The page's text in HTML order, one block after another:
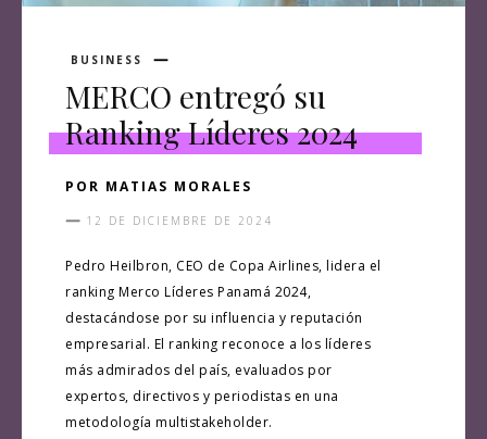
BUSINESS
MERCO entregó su
Ranking Líderes 2024
POR MATIAS MORALES
12 DE DICIEMBRE DE 2024
Pedro Heilbron, CEO de Copa Airlines, lidera el
ranking Merco Líderes Panamá 2024,
destacándose por su influencia y reputación
empresarial. El ranking reconoce a los líderes
más admirados del país, evaluados por
expertos, directivos y periodistas en una
metodología multistakeholder.